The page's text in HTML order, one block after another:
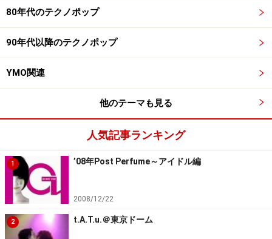
1/4 次のページへ
80年代のテクノポップ
90年代以降のテクノポップ
YMO関連
他のテーマも見る
人気記事ランキング
1 ’08年Post Perfume～アイドル編
2008/12/22
2 t.A.T.u.＠東京ドーム